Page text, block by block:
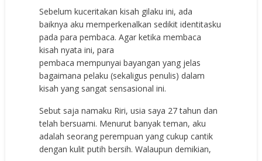
Sebelum kuceritakan kisah gilaku ini, ada
baiknya aku memperkenalkan sedikit identitasku
pada para pembaca. Agar ketika membaca
kisah nyata ini, para
pembaca mempunyai bayangan yang jelas
bagaimana pelaku (sekaligus penulis) dalam
kisah yang sangat sensasional ini.
Sebut saja namaku Riri, usia saya 27 tahun dan
telah bersuami. Menurut banyak teman, aku
adalah seorang perempuan yang cukup cantik
dengan kulit putih bersih. Walaupun demikian,